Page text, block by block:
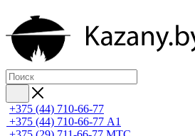
+375 (44) 710-66-77
+375 (44) 710-66-77 А1